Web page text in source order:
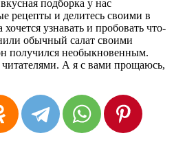
подборка у нас
рецепты и делитесь своими в
узнавать и пробовать что-
обычный салат своими
получился необыкновенным.
А я с вами прощаюсь,